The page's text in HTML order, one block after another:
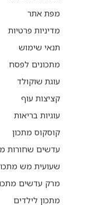
מפת אתר
מדיניות פרטיות
תנאי שימוש
מתכונים לפסח
עוגת שוקולד
קציצות עוף
עוגיות בריאות
קוסקוס מתכון
עדשים שחורות
שעועית מש
מרק עדשים
מתכון לילדים